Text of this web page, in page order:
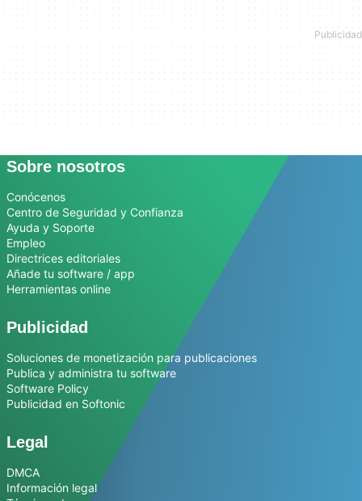
Sobre nosotros
Conócenos
Centro de Seguridad y Confianza
Ayuda y Soporte
Empleo
Directrices editoriales
Añade tu software / app
Herramientas online
Publicidad
Soluciones de monetización para publicaciones
Publica y administra tu software
Software Policy
Publicidad en Softonic
Legal
DMCA
Información legal